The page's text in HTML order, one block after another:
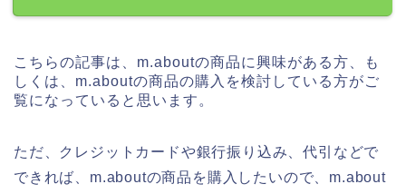
こちらの記事は、m.aboutの商品に興味がある方、も
しくは、m.aboutの商品の購入を検討している方がご
覧になっていると思います。
ただ、クレジットカードや銀行振り込み、代引などで
できれば、m.aboutの商品を購入したいので、m.about